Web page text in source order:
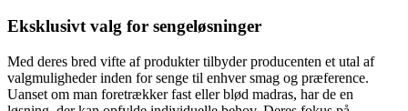
Eksklusivt valg for sengeløsninger
Med deres bred vifte af produkter tilbyder producenten et utal af
valgmuligheder inden for senge til enhver smag og præference.
Uanset om man foretrækker fast eller blød madras, har de en